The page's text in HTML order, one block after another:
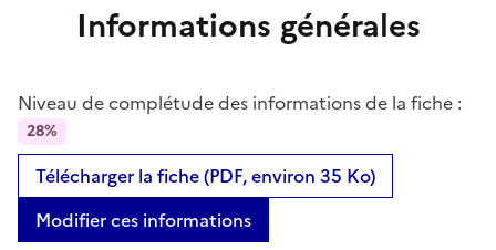
Informations générales
Niveau de complétude des informations de la fiche :
28%
Télécharger la fiche (PDF, environ 35 Ko)
Modifier ces informations